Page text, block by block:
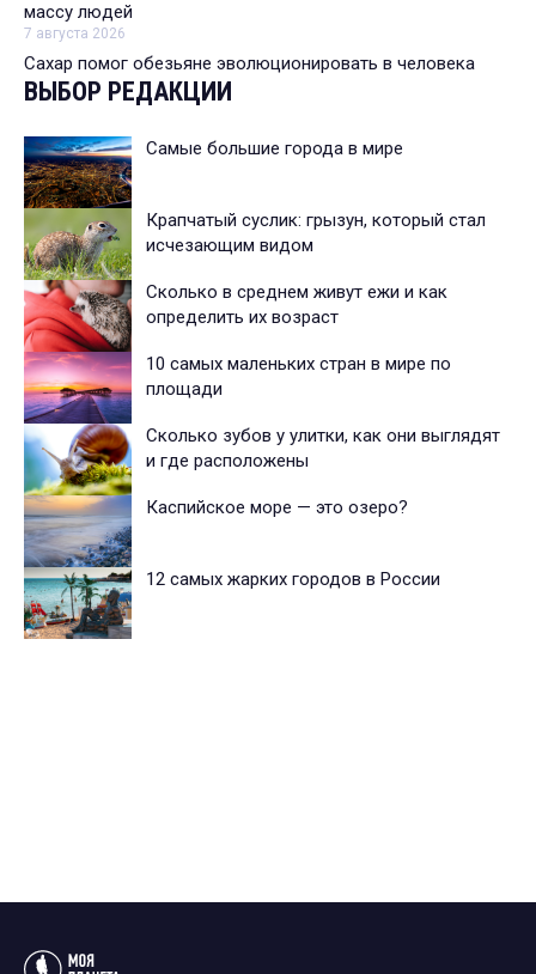
массу людей
7 августа 2026
Сахар помог обезьяне эволюционировать в человека
ВЫБОР РЕДАКЦИИ
Самые большие города в мире
Крапчатый суслик: грызун, который стал
исчезающим видом
Сколько в среднем живут ежи и как
определить их возраст
10 самых маленьких стран в мире по
площади
Сколько зубов у улитки, как они выглядят
и где расположены
Каспийское море — это озеро?
12 самых жарких городов в России